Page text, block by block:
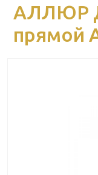
АЛЛЮР
прямой